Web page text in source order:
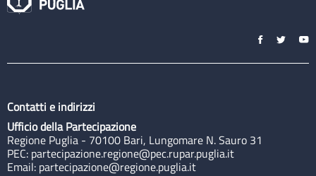
Contatti e indirizzi
Ufficio della Partecipazione
Regione Puglia - 70100 Bari, Lungomare N. Sauro 31
PEC: partecipazione.regione@pec.rupar.puglia.it
Email: partecipazione@regione.puglia.it